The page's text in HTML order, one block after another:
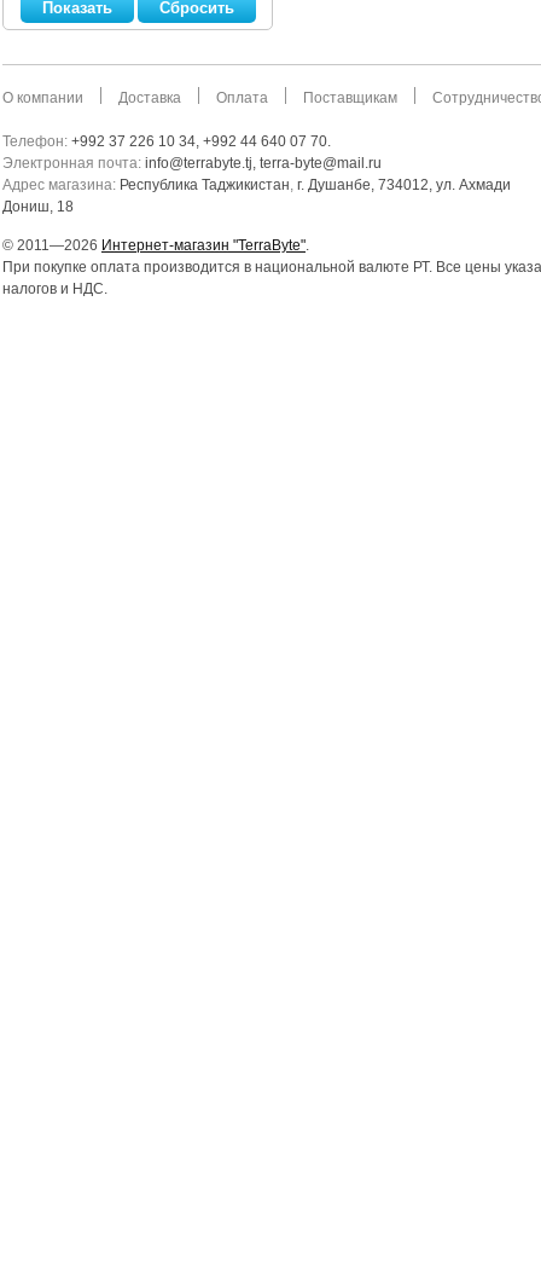
О компании Доставка Оплата Поставщикам
Телефон: +992 37 226 10 34, +992 44 640 07 70.
Электронная почта: info@terrabyte.tj, terra-byte@mail.ru
Адрес магазина: Республика Таджикистан, г. Душанбе, 734012, ул. Ахмади
Дониш, 18
© 2011—2026 Интернет-магазин "TerraByte".
При покупке оплата производится в национальной валюте РТ. Все цены
налогов и НДС.